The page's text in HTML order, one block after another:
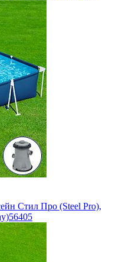
Стил Про (Steel Pro),
56405